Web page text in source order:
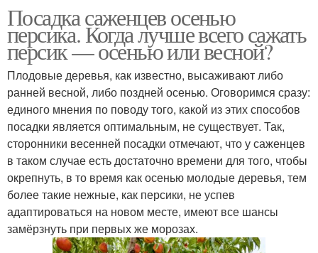
Посадка саженцев осенью
персика. Когда лучше всего сажать
персик — осенью или весной?
Плодовые деревья, как известно, высаживают либо
ранней весной, либо поздней осенью. Оговоримся сразу:
единого мнения по поводу того, какой из этих способов
посадки является оптимальным, не существует. Так,
сторонники весенней посадки отмечают, что у саженцев
в таком случае есть достаточно времени для того, чтобы
окрепнуть, в то время как осенью молодые деревья, тем
более такие нежные, как персики, не успев
адаптироваться на новом месте, имеют все шансы
замёрзнуть при первых же морозах.